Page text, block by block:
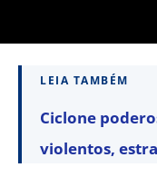
LEIA TAMBÉM
Ciclone
violentos,